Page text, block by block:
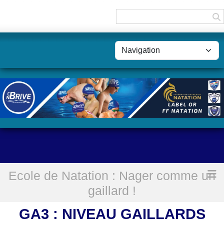
Ecole de Natation : Nager comme un
gaillard !
Accueil GA3 : Niveau Gaillards
GA3 : NIVEAU GAILLARDS